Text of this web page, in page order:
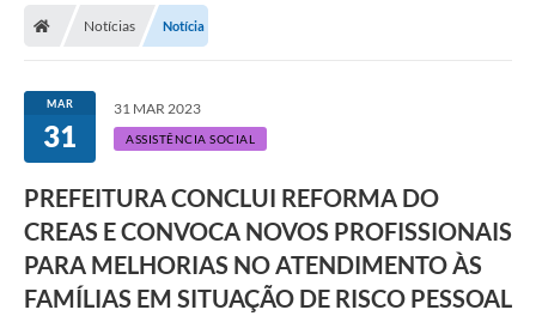
Departamentos
Câmara Municipal
Notícias Notícia
MAR
31
31 MAR 2023
ASSISTÊNCIA SOCIAL
PREFEITURA CONCLUI REFORMA DO
CREAS E CONVOCA NOVOS PROFISSIONAIS
PARA MELHORIAS NO ATENDIMENTO ÀS
FAMÍLIAS EM SITUAÇÃO DE RISCO PESSOAL